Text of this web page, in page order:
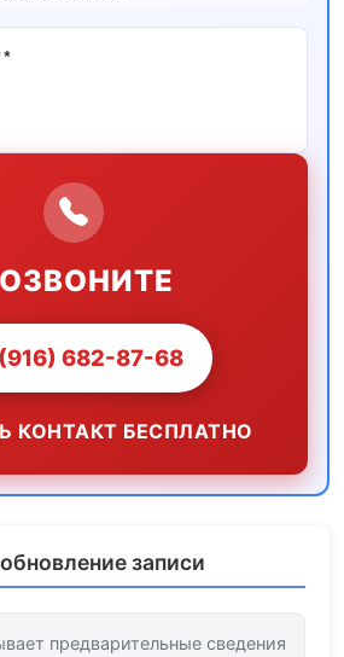
682-87-68
КОНТАКТ БЕСПЛАТНО
записи
предварительные сведения